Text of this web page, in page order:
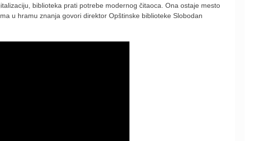
biblioteka prati potrebe modernog čitaoca. Ona ostaje mesto
u hramu znanja govori direktor Opštinske biblioteke Slobodan